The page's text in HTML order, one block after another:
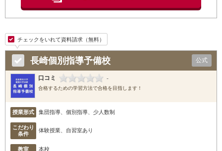
チェックをいれて資料請求（無料）
長崎個別指導予備校 公式
口コミ -
合格するための学習方法で合格を目指します！
授業形式 集団指導、個別指導、少人数制
こだわり
条件
体験授業、自習室あり
教室 本校